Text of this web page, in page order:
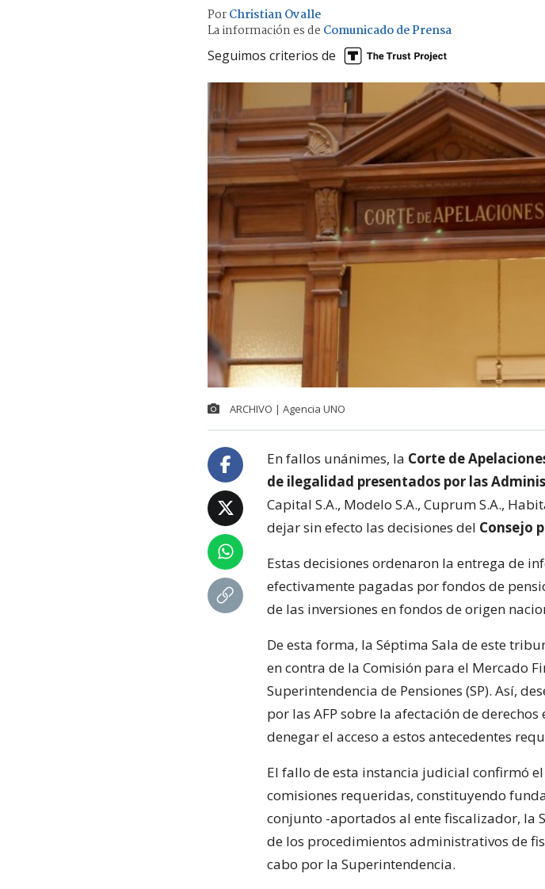
PorChristian Ovalle
La información es de Comunicado de Prensa
Seguimos criterios de
ARCHIVO | Agencia UNO
En fallos unánimes, la Corte de
de ilegalidad presentados por las
Capital S.A., Modelo S.A., Cuprum S.A.,
dejar sin efecto las decisiones del Consejo
Estas decisiones ordenaron la entrega de
efectivamente pagadas por fondos de
de las inversiones en fondos de origen
De esta forma, la Séptima Sala de este
en contra de la Comisión para el Mercado
Superintendencia de Pensiones (SP). Así,
por las AFP sobre la afectación de
denegar el acceso a estos antecedentes
El fallo de esta instancia judicial confirmó
comisiones requeridas, constituyendo
conjunto -aportados al ente fiscalizador, la
de los procedimientos administrativos de
cabo por la Superintendencia.